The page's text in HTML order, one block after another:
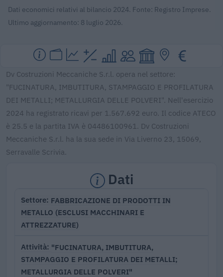
Dati economici relativi al bilancio 2024. Fonte: Registro Imprese.
Ultimo aggiornamento: 8 luglio 2026.
Dv Costruzioni Meccaniche S.r.l. opera nel settore:
"FUCINATURA, IMBUTITURA, STAMPAGGIO E PROFILATURA
DEI METALLI; METALLURGIA DELLE POLVERI". Nell'esercizio
2024 ha registrato ricavi per 1.567.692 euro. Il codice ATECO
è 25.5 e la partita IVA è 04486100961. Dv Costruzioni
Meccaniche S.r.l. ha la sua sede in Via Liverno 23, 15069,
Serravalle Scrivia.
Dati
Settore FABBRICAZIONE DI PRODOTTI IN
METALLO (ESCLUSI MACCHINARI E
ATTREZZATURE)
Attività "FUCINATURA, IMBUTITURA,
STAMPAGGIO E PROFILATURA DEI METALLI;
METALLURGIA DELLE POLVERI"